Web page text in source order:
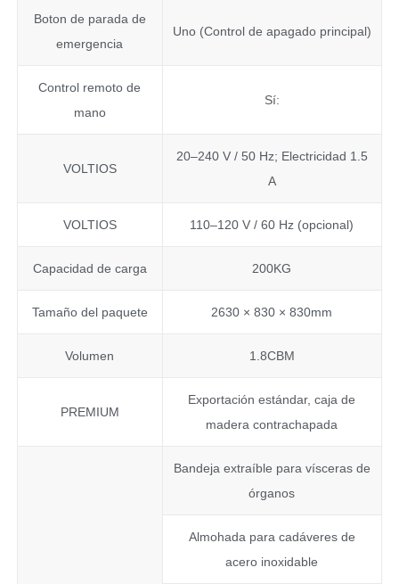
Boton de parada de
emergencia
Uno (Control de apagado principal)
Control remoto de
mano
Sí:
VOLTIOS
20–240 V / 50 Hz; Electricidad 1.5
A
VOLTIOS 110–120 V / 60 Hz (opcional)
Capacidad de carga 200KG
Tamaño del paquete 2630 × 830 × 830mm
Volumen 1.8CBM
PREMIUM
Exportación estándar, caja de
madera contrachapada
Bandeja extraíble para vísceras de
órganos
Almohada para cadáveres de
acero inoxidable